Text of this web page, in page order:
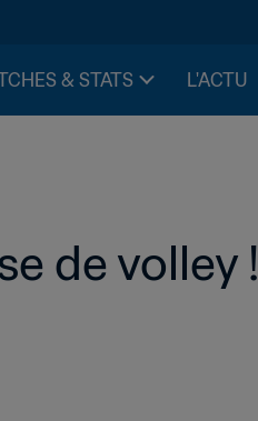
& STATS L'ACTU
de volley !